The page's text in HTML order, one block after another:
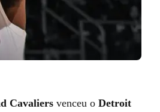
Cavaliers venceu o Detroit